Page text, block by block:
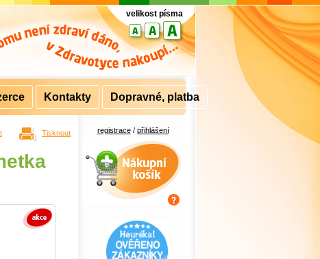
registrace/ přihlášení
Nákupní košík
velikost písma
Tisknout
Kontakty Dopravné, platba